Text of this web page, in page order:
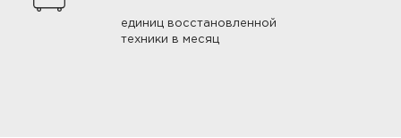
единиц восстановленной
техники в месяц